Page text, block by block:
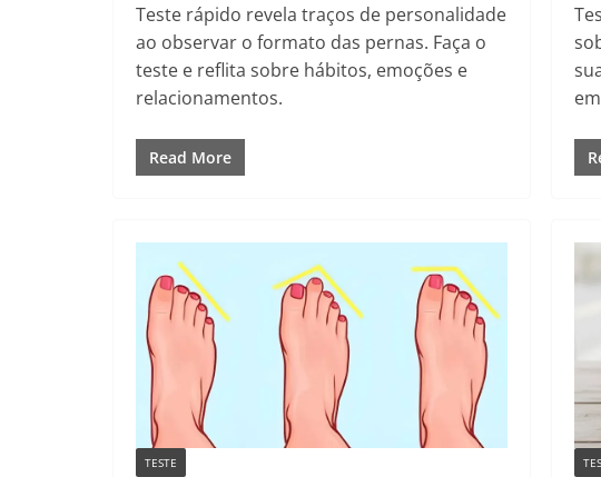
Teste rápido revela traços de personalidade
ao observar o formato das pernas. Faça o
teste e reflita sobre hábitos, emoções e
relacionamentos.
Read More
TESTE